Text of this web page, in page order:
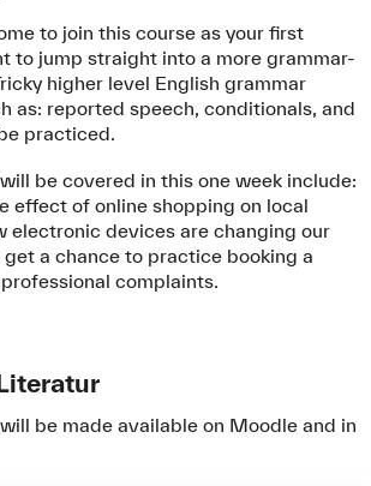
to join this course as your first
to jump straight into a more grammar-
higher level English grammar
as: reported speech, conditionals, and
practiced.
be covered in this one week include:
effect of online shopping on local
electronic devices are changing our
get a chance to practice booking a
complaints.
be made available on Moodle and in